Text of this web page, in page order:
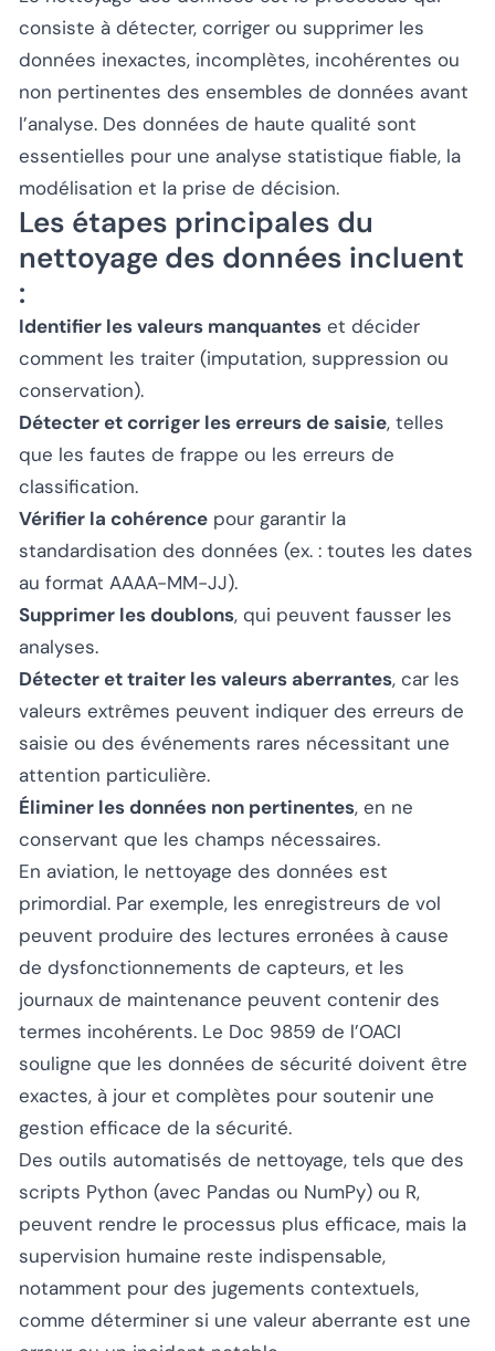
consiste à détecter, corriger ou supprimer les
données inexactes, incomplètes, incohérentes ou
non pertinentes des ensembles de données avant
l’analyse. Des données de haute qualité sont
essentielles pour une analyse statistique fiable, la
modélisation et la prise de décision.
Les étapes principales du
nettoyage des données incluent
:
Identifier les valeurs manquantes et décider
comment les traiter (imputation, suppression ou
conservation).
Détecter et corriger les erreurs de saisie, telles
que les fautes de frappe ou les erreurs de
classification.
Vérifier la cohérence pour garantir la
standardisation des données (ex. : toutes les dates
au format AAAA-MM-JJ).
Supprimer les doublons, qui peuvent fausser les
analyses.
Détecter et traiter les valeurs aberrantes, car les
valeurs extrêmes peuvent indiquer des erreurs de
saisie ou des événements rares nécessitant une
attention particulière.
Éliminer les données non pertinentes, en ne
conservant que les champs nécessaires.
En aviation, le nettoyage des données est
primordial. Par exemple, les enregistreurs de vol
peuvent produire des lectures erronées à cause
de dysfonctionnements de capteurs, et les
journaux de maintenance peuvent contenir des
termes incohérents. Le Doc 9859 de l’OACI
souligne que les données de sécurité doivent être
exactes, à jour et complètes pour soutenir une
gestion efficace de la sécurité.
Des outils automatisés de nettoyage, tels que des
scripts Python (avec Pandas ou NumPy) ou R,
peuvent rendre le processus plus efficace, mais la
supervision humaine reste indispensable,
notamment pour des jugements contextuels,
comme déterminer si une valeur aberrante est une